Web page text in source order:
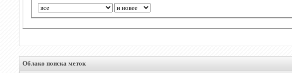
Облако поиска меток